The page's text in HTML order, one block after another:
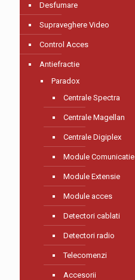
Desfumare
Supraveghere Video
Control Acces
Antiefractie
Paradox
Centrale Spectra
Centrale Magellan
Centrale Digiplex
Module Comunicatie
Module Extensie
Module acces
Detectori cablati
Detectori radio
Telecomenzi
Accesorii